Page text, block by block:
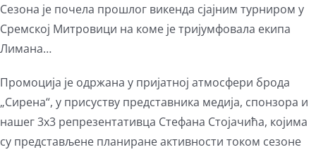
Сезона је почела прошлог викенда сјајним турниром у
Сремској Митровици на коме је тријумфовала екипа
Лимана…
Промоција је одржана у пријатној атмосфери брода
„Сирена“, у присуству представника медија, спонзора и
нашег 3х3 репрезентативца Стефана Стојачића, којима
су представљене планиране активности током сезоне